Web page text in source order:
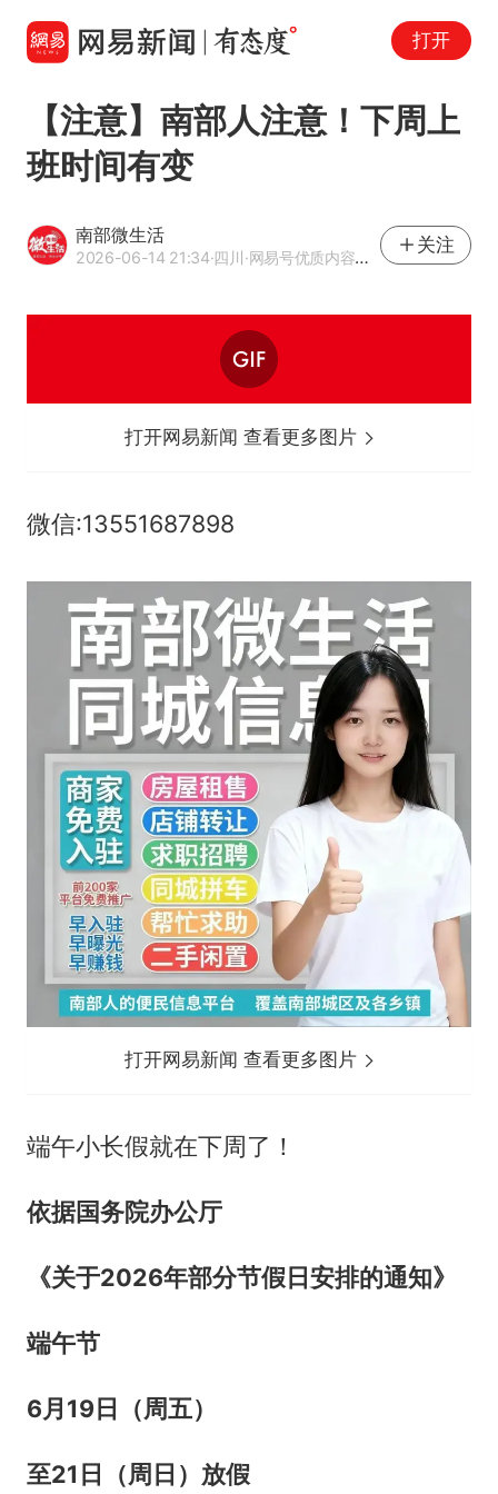
打开
【注意】南部人注意！下周上
班时间有变
南部微生活
2026-06-14 21:34·四川·网易号优质内容创作者
关注
打开网易新闻 查看更多图片
微信:13551687898
打开网易新闻 查看更多图片
端午小长假就在下周了！
依据国务院办公厅
《关于2026年部分节假日安排的通知》
端午节
6月19日（周五）
至21日（周日）放假